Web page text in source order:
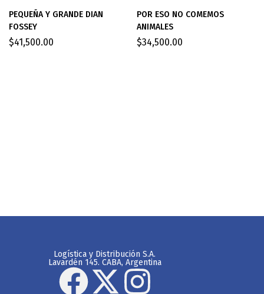
PEQUEÑA Y GRANDE DIAN
FOSSEY
$41,500.00
POR ESO NO COMEMOS
ANIMALES
$34,500.00
Logística y Distribución S.A.
Lavardén 145. CABA, Argentina